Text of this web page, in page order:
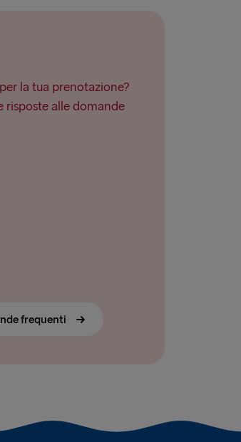
la tua prenotazione?
risposte alle domande
frequenti